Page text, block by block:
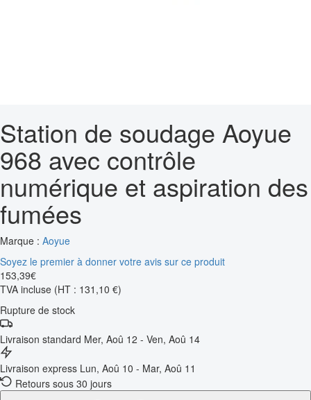
Station de soudage Aoyue
968 avec contrôle
numérique et aspiration des
fumées
Marque : Aoyue
Soyez le premier à donner votre avis sur ce produit
153,39€
TVA incluse (HT : 131,10 €)
Rupture de stock
Livraison standard Mer, Aoû 12 - Ven, Aoû 14
Livraison express Lun, Aoû 10 - Mar, Aoû 11
Retours sous 30 jours